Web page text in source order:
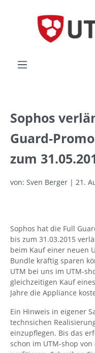
Sophos
Guard-
zum
von: Sven Berger | 21.
Sophos hat die Full
bis zum 31.03.2015
beim Kauf einer neuen
Bundle kräftig sparen
UTM bei uns im UTM-
gleichzeitigen Kauf
Jahre die Appliance
Ein Hinweis in eigener
technsichen
einzupflegen. Bis das
schon im UTM-shop